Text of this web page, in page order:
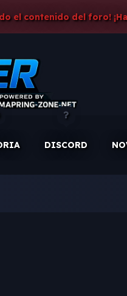
el contenido del foro!
DISCORD